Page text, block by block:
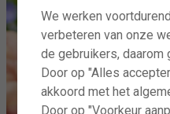
We werken
verbeteren van onze
de gebruikers, daarom
Door op "Alles
akkoord met het
Door op "Voorkeur